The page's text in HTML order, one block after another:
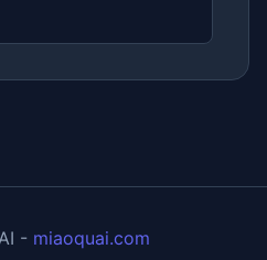
- miaoquai.com